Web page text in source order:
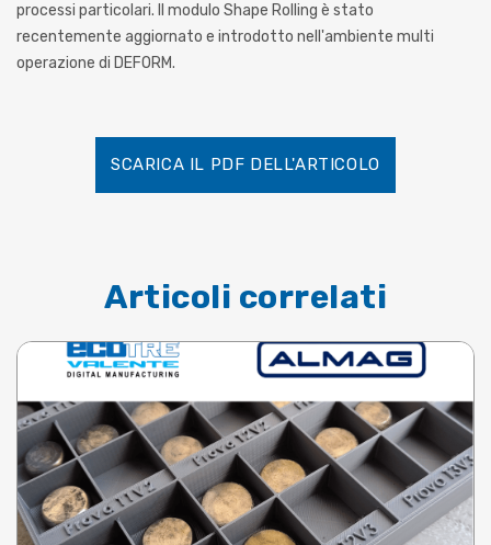
processi particolari. Il modulo Shape Rolling è stato
recentemente aggiornato e introdotto nell'ambiente multi
operazione di DEFORM.
SCARICA IL PDF DELL'ARTICOLO
Articoli correlati